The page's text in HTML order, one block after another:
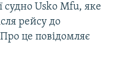
судно Usko Mfu, яке
рейсу до
це повідомляє